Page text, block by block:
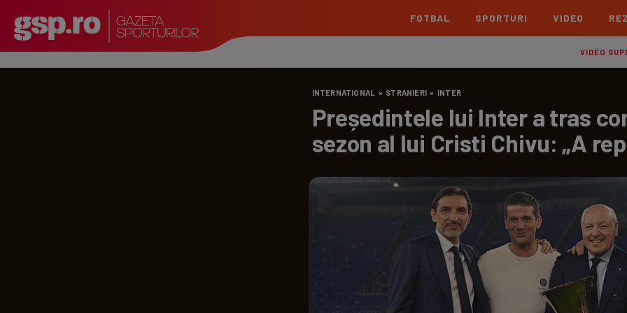
FOTBAL
Echipe
Liga 2
Echipe Meciuri Clasament
Echipe Meciuri
TOATE ȘTIRILE
La
Echipe
Echipe
SPORTURI VIDEO
VIDEO
INTERNATIONAL » STRANIERI» INTER
Președintele lui Inter a tras
sezon al lui Cristi Chivu: „A